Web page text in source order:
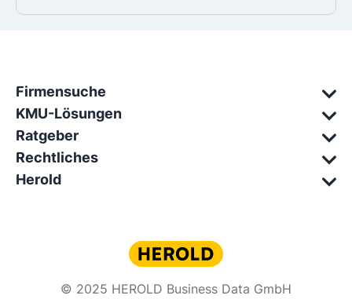
Firmensuche
KMU-Lösungen
Ratgeber
Rechtliches
Herold
© 2025 HEROLD Business Data GmbH